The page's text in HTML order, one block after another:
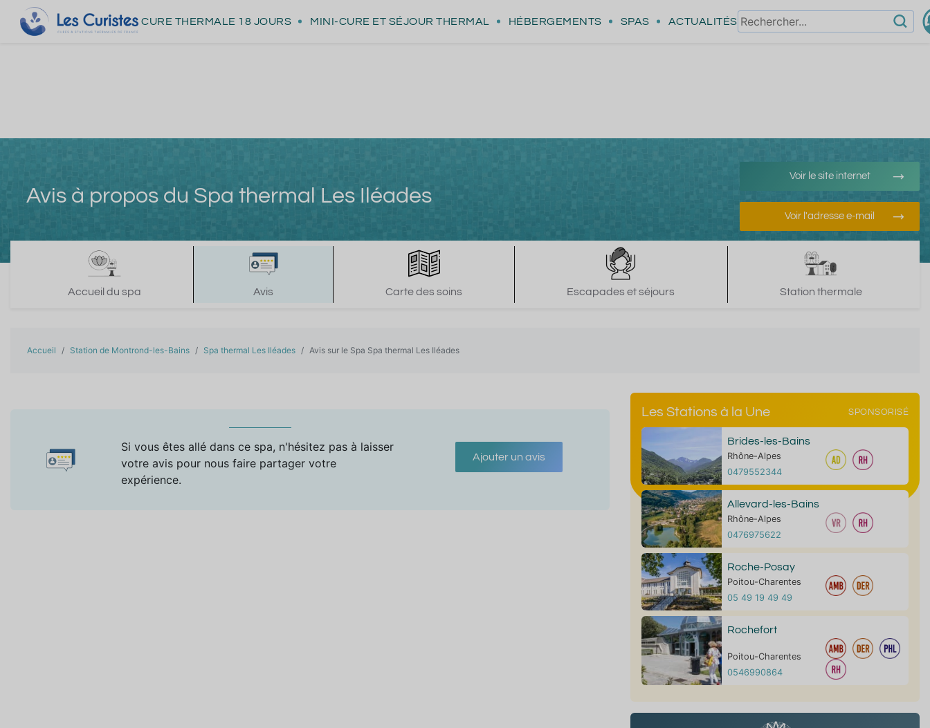
CURE THERMALE 18 JOURS MINI-CURE ET SÉJOUR THERMAL HÉBERGEMENTS SPAS ACTUALITÉS
Avis à propos du Spa thermal Les Iléades
Voir le site internet
Voir l'adresse e-mail
Accueil du spa Avis Carte des soins Escapades et séjours Station thermale
Accueil Station de Montrond-les-Bains Spa thermal Les Iléades Avis sur le Spa Spa thermal Les Iléades
Si vous êtes allé dans ce spa, n'hésitez pas à laisser
votre avis pour nous faire partager votre
expérience.
Ajouter un avis
Les Stations à la Une SPONSORISÉ
Brides-les-Bains
Rhône-Alpes
0479552344
Allevard-les-Bains
Rhône-Alpes
0476975622
Roche-Posay
Poitou-Charentes
05 49 19 49 49
Rochefort
Poitou-Charentes
0546990864